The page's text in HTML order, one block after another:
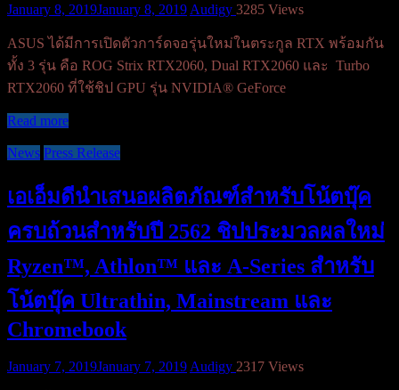
January 8, 2019January 8, 2019 Audigy 3285 Views
ASUS ได้มีการเปิดตัวการ์ดจอรุ่นใหม่ในตระกูล RTX พร้อมกัน
ทั้ง 3 รุ่น คือ ROG Strix RTX2060, Dual RTX2060 และ Turbo
RTX2060 ที่ใช้ชิป GPU รุ่น NVIDIA® GeForce
Read more
News Press Release
เอเอ็มดีนำเสนอผลิตภัณฑ์สำหรับโน้ตบุ๊ค
ครบถ้วนสำหรับปี 2562 ชิปประมวลผลใหม่
Ryzen™, Athlon™ และ A-Series สำหรับ
โน้ตบุ๊ค Ultrathin, Mainstream และ
Chromebook
January 7, 2019January 7, 2019Audigy 2317 Views